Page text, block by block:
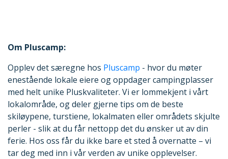
Om Pluscamp:
Opplev det særegne hos Pluscamp - hvor du møter
enestående lokale eiere og oppdager campingplasser
med helt unike Pluskvaliteter. Vi er lommekjent i vårt
lokalområde, og deler gjerne tips om de beste
skiløypene, turstiene, lokalmaten eller områdets skjulte
perler - slik at du får nettopp det du ønsker ut av din
ferie. Hos oss får du ikke bare et sted å overnatte – vi
tar deg med inn i vår verden av unike opplevelser.